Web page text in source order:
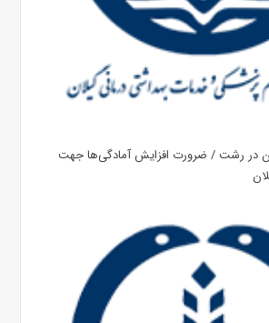
در رشت / ضرورت افزایش آمادگی‌ها جهت